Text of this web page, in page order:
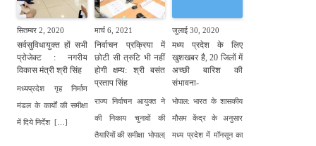
सितम्बर 2, 2020
सर्वसुविधायुक्त हों सभी
प्रोजेक्ट : नगरीय
विकास मंत्री श्री सिंह
मध्यप्रदेश गृह निर्माण
मंडल के कार्यों की समीक्षा
में दिये निर्देश […]
मार्च 6, 2021
निर्वाचन प्रक्रिया में
छोटी सी त्रुटि भी नहीं
होगी क्षम्य: श्री बसंत
प्रताप सिंह
राज्य निर्वाचन आयुक्त ने
की निकाय चुनावों की
तैयारियों की समीक्षा भोपाल|
जुलाई 30, 2020
मध्य प्रदेश के लिए
खुशखबर है, 20 जिलों में
अच्छी बारिश की
संभावना-
भोपाल: भारत के शासकीय
मौसम केंद्र के अनुसार
मध्य प्रदेश में मॉनसून का